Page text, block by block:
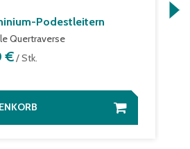
Podestleitern
Quertraverse
€/ Stk.